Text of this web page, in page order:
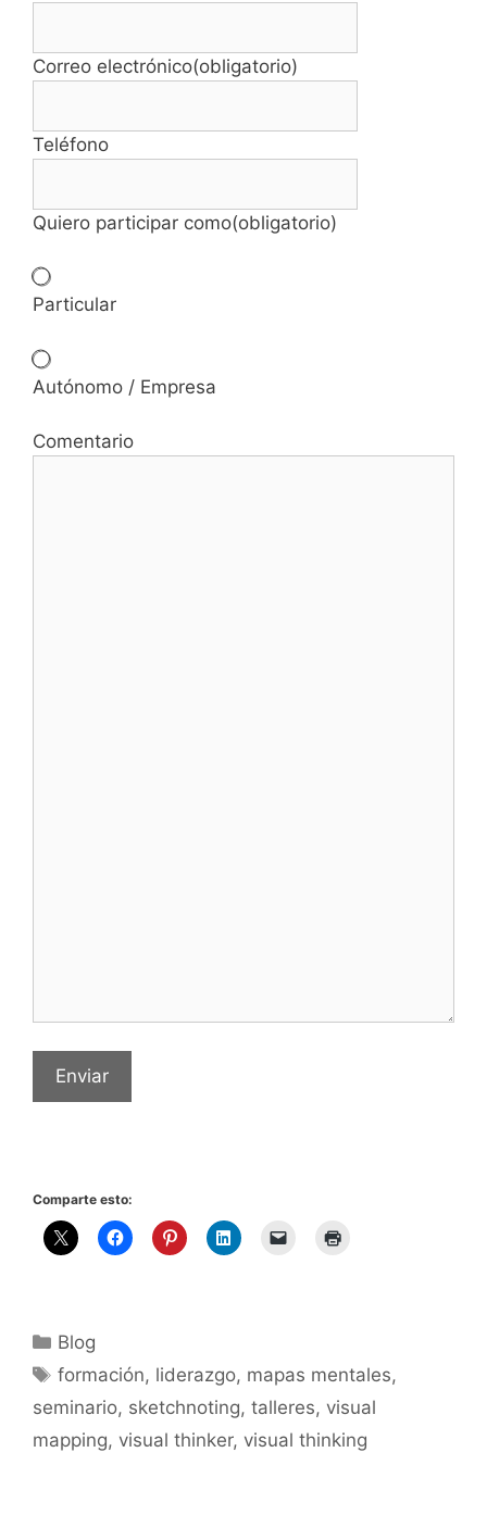
Correo electrónico(obligatorio)
Teléfono
Quiero participar como(obligatorio)
Particular
Autónomo / Empresa
Comentario
Enviar
Comparte esto:
Categorías
Blog
Etiquetas
formación, liderazgo, mapas mentales,
seminario, sketchnoting, talleres, visual
mapping, visual thinker, visual thinking